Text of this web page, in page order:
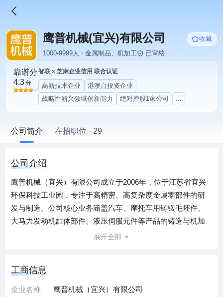
鹰普机械(宜兴)有限公司
收藏
1000-9999人 · 金属制品、机加工
已审核
靠谱分
4.3分
智联 x 芝麻企业信用 联合认证
高新技术企业
港澳台投资企业
战略性新兴领域创新能力
绝对控股1家公司 ...
公司简介 在招职位 · 29
公司介绍
鹰普机械（宜兴）有限公司成立于2006年，位于江苏省宜兴
环保科技工业园，专注于高精密、高复杂度金属零部件的研
发与制造。公司核心业务涵盖汽车、摩托车用铸锻毛坯件、
大马力发动机缸体部件、液压伺服元件等产品的铸造与机加
工，并为客户提供定制化表面处理服务，产品广泛应用于汽
计到精密加工的全链条技术能力，其核心工艺在尺寸精度与
性能稳定性方面获得国际市场认可。企业持续深化在五轴联
展开全部
工商信息
企业名称 鹰普机械（宜兴）有限公司